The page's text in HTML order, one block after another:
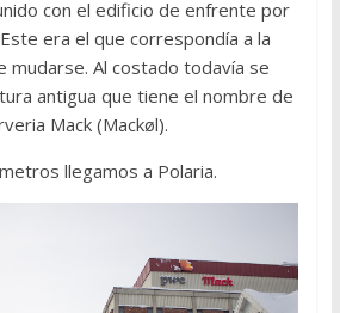
con el edificio de enfrente por
era el que correspondía a la
mudarse. Al costado todavía se
antigua que tiene el nombre de
Mack (Mackøl).
llegamos a Polaria.